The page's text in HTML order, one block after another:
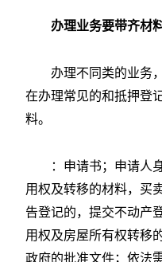
办理业务要带齐材
办理不同类的业务
在办理常见的和抵押登
料。
：申请书；申请人
用权及转移的材料，买
告登记的，提交不动产
用权及房屋所有权转移
政府的批准文件；依法